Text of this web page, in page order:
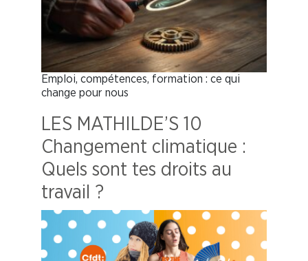
Emploi, compétences, formation : ce qui
change pour nous
LES MATHILDE’S 10
Changement climatique :
Quels sont tes droits au
travail ?